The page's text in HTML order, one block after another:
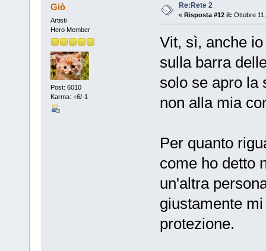
Giò
Artisti
Hero Member
Post: 6010
Karma: +6/-1
Re:Rete 2
« Risposta #12 il: Ottobre
Vit, sì, anche
sulla barra
solo se apro la
non alla mia
Per quanto
come ho detto
un'altra
giustamente
protezione.